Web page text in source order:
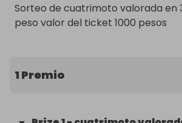
Sorteo de cuatrimoto valorada en
peso valor del ticket 1000 pesos
1 Premio